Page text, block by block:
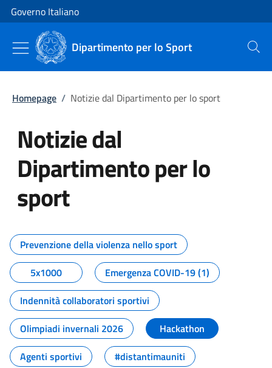
Vai al contenuto
Vai alla navigazione del sito
Governo Italiano
Dipartimento per lo Sport Cerca
Homepage / Notizie dal Dipartimento per lo sport
Notizie dal
Dipartimento per lo
sport
Tutti i contenuti della pagina
Prevenzione della violenza nello sport
5x1000
Emergenza COVID-19 (1)
Indennità collaboratori sportivi
Olimpiadi invernali 2026
Hackathon
Agenti sportivi
#distantimauniti